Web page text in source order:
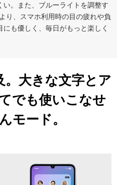
い。また、ブルーライトを調整す
り、スマホ利用時の目の疲れや負
も優しく、毎日がもっと楽しく
大きな文字とア
でも使いこなせ
モード。